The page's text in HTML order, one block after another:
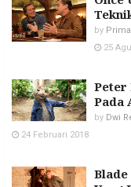
by
25
Peter
Pada
by Dwi
24 Februari 2018
Blade